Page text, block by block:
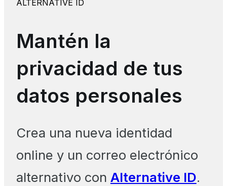
ALTERNATIVE ID
Mantén la
privacidad de tus
datos personales
Crea una nueva identidad
online y un correo electrónico
alternativo con Alternative ID.